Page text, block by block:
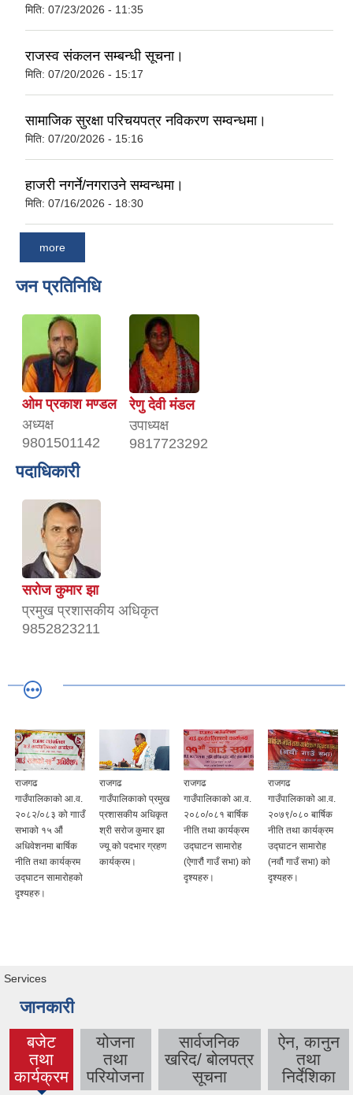
मिति: 07/23/2026 - 11:35
राजस्व संकलन सम्बन्धी सूचना।
मिति: 07/20/2026 - 15:17
सामाजिक सुरक्षा परिचयपत्र नविकरण सम्वन्धमा।
मिति: 07/20/2026 - 15:16
हाजरी नगर्ने/नगराउने सम्वन्धमा।
मिति: 07/16/2026 - 18:30
more
जन प्रतिनिधि
ओम प्रकाश मण्डल
अध्यक्ष
9801501142
रेणु देवी मंडल
उपाध्यक्ष
9817723292
पदाधिकारी
सरोज कुमार झा
प्रमुख प्रशासकीय अधिकृत
9852823211
राजगढ
गाउँपालिकाको आ.व.
२०८२/०८३ को गााउँ
सभाको १५ औं
अधिवेशनमा बार्षिक
नीति तथा कार्यक्रम
उद्घाटन सामारोहकाे
दृश्यहरु।
राजगढ
गाउँपालिकाको प्रमुख
प्रशासकीय अधिकृत
श्री सरोज कुमार झा
ज्यू को पदभार ग्रहण
कार्यक्रम।
राजगढ
गाउँपालिकाको आ.व.
२०८०/०८१ बार्षिक
नीति तथा कार्यक्रम
उद्घाटन सामारोह
(ऐगारौं गाउँ सभा) काे
दृश्यहरु।
राजगढ
गाउँपालिकाको आ.व.
२०७९/०८० बार्षिक
नीति तथा कार्यक्रम
उद्घाटन सामारोह
(नवौं गाउँ सभा) काे
दृश्यहरु।
Services
जानकारी
बजेट
तथा
कार्यक्रम
(active
tab)
योजना
तथा
परियोजना
सार्वजनिक
खरिद/ बोलपत्र
सूचना
ऐन, कानुन
तथा
निर्देशिका